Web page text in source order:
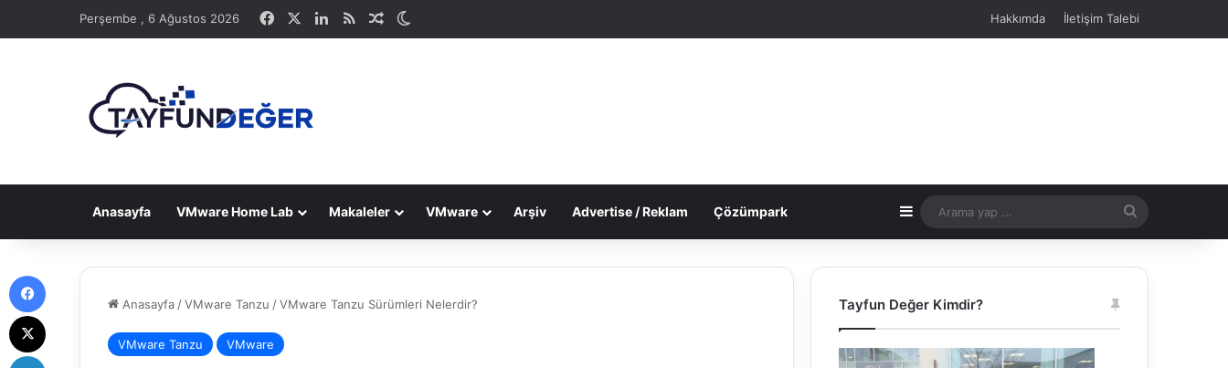
Perşembe , 6 Ağustos 2026 Facebook LinkedIn
RSS Rastgele Makale Hakkımda İletişim Talebi
Anasayfa VMware Home Lab Makaleler VMware Arşiv Advertise / Reklam Çözümpark Kenar Bölmesi
yap
Anasayfa /VMware Tanzu /VMware Tanzu Sürümleri Nelerdir?
VMware Tanzu VMware
Tayfun Değer Kimdir?
Facebook